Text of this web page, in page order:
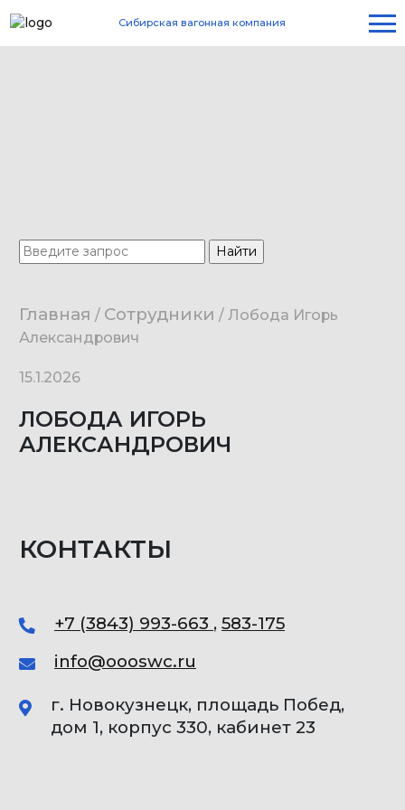
Сибирская вагонная компания
Главная / Сотрудники / Лобода Игорь
Александрович
15.1.2026
ЛОБОДА ИГОРЬ
АЛЕКСАНДРОВИЧ
КОНТАКТЫ
+7 (3843) 993-663 , 583-175
info@oooswc.ru
г. Новокузнецк, площадь Побед,
дом 1, корпус 330, кабинет 23